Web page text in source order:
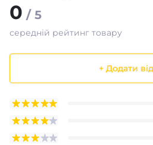
0 / 5
середній рейтинг товару
+ Додати